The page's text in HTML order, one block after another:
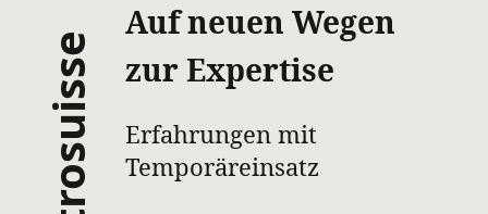
Auf neuen Wegen
zur Expertise
Erfahrungen mit
Temporäreinsatz